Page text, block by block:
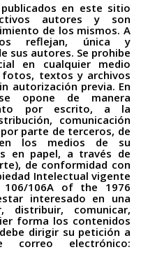
en este sitio
autores y son
de los mismos. A
reflejan, única y
sus autores. Se prohibe
en cualquier medio
textos y archivos
autorización previa. En
se opone de manera
por escrito, a la
comunicación
parte de terceros, de
los medios de su
en papel, a través de
de conformidad con
Intelectual vigente
106/106A of the 1976
interesado en una
distribuir, comunicar,
forma los contenidos
dirigir su petición a
correo electrónico: